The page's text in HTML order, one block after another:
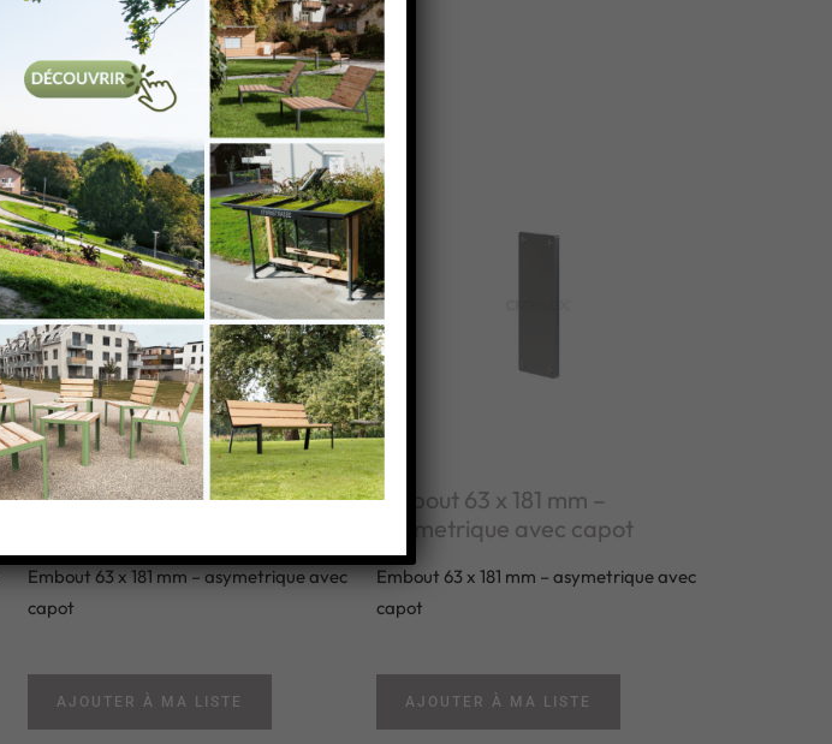
Embout 63 x 181 mm –
Embout 63 x 181 mm – asymetrique avec
capot
AJOUTER À MA LISTE
Embout 63 x 181 mm –
asymetrique avec capot
Embout 63 x 181 mm – asymetrique avec
capot
AJOUTER À MA LISTE